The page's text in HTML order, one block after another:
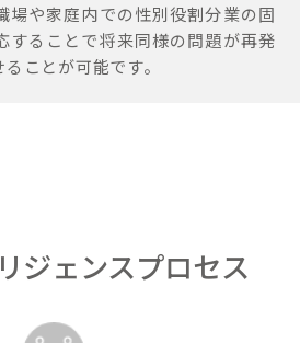
場や家庭内での性別役割分業の固
することで将来同様の問題が再発
ことが可能です。
ジェンスプロセス